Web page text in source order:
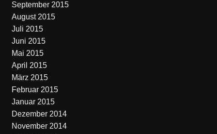
September 2015
August 2015
Juli 2015
Juni 2015
Mai 2015
April 2015
März 2015
Februar 2015
Januar 2015
Dezember 2014
November 2014